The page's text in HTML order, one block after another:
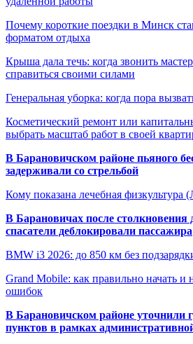
Почему короткие поездки в Минск
форматом отдыха
Крыша дала течь: когда звонить
справиться своими силами
Генеральная уборка: когда пора
Косметический ремонт или
выбрать масштаб работ в своей
В Барановичском районе пьяного
задерживали со стрельбой
Кому показана лечебная физкультура
В Барановичах после столкновения
спасатели деблокировали пассажира
BMW i3 2026: до 850 км без
Grand Mobile: как правильно начать
ошибок
В Барановичском районе уточнили
пунктов в рамках